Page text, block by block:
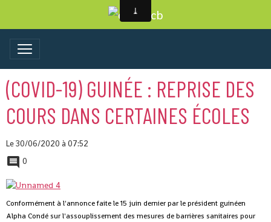
(COVID-19) GUINÉE : REPRISE DES
COURS DANS CERTAINES ÉCOLES
Le 30/06/2020 à 07:52
0
Conformément à l'annonce faite le 15 juin dernier par le président guinéen
Alpha Condé sur l'assouplissement des mesures de barrières sanitaires pour